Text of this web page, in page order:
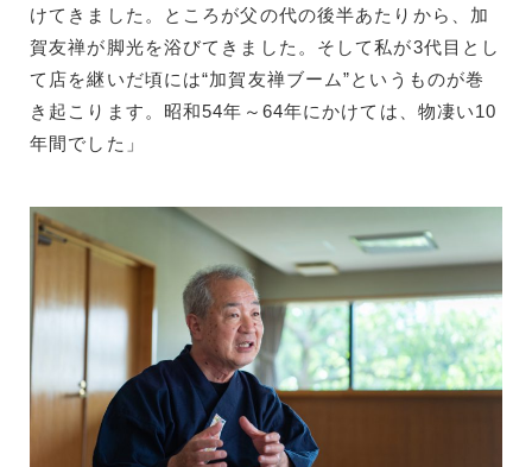
けてきました。ところが父の代の後半あたりから、加
賀友禅が脚光を浴びてきました。そして私が3代目とし
て店を継いだ頃には“加賀友禅ブーム”というものが巻
き起こります。昭和54年～64年にかけては、物凄い10
年間でした」